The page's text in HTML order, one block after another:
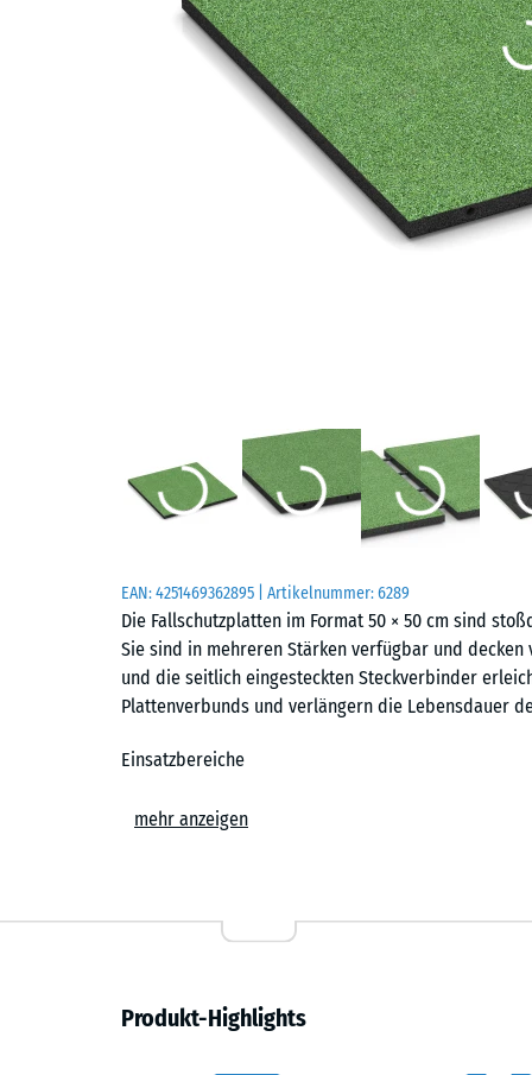
EAN:4251469362895 | Artikelnummer:6289
Die Fallschutzplatten im Format 50 × 50 cm sind
Sie sind in mehreren Stärken verfügbar und decken
und die seitlich eingesteckten Steckverbinder
Plattenverbunds und verlängern die Lebensdauer
Einsatzbereiche
Fallschutzplatten werden überall dort eingesetzt,
Die Fallschutzplatten bestehen aus PU-gebundenem
Granulat aus recycelten Fahrzeugreifen. Der PU-
mehr anzeigen
Produkt-Highlights